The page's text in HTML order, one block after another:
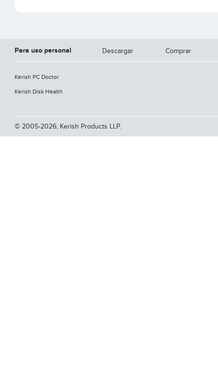
Para uso personal
Kerish PC Doctor
Kerish Disk Health
Descargar Comprar
© 2005-2026, Kerish Products LLP.